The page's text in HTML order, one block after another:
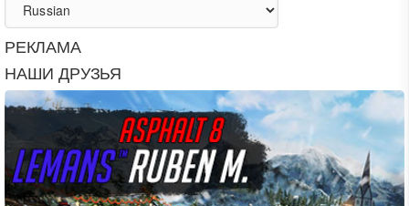
РЕКЛАМА
НАШИ ДРУЗЬЯ